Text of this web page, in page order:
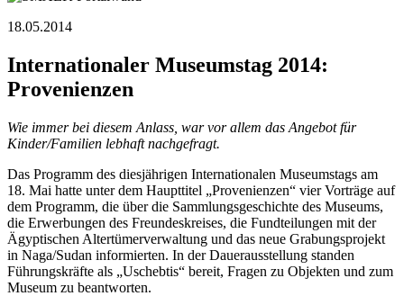
18.05.2014
Internationaler Museumstag 2014:
Provenienzen
Wie immer bei diesem Anlass, war vor allem das Angebot für
Kinder/Familien lebhaft nachgefragt.
Das Programm des diesjährigen Internationalen Museumstags am
18. Mai hatte unter dem Haupttitel „Provenienzen“ vier Vorträge auf
dem Programm, die über die Sammlungsgeschichte des Museums,
die Erwerbungen des Freundeskreises, die Fundteilungen mit der
Ägyptischen Altertümerverwaltung und das neue Grabungsprojekt
in Naga/Sudan informierten. In der Dauerausstellung standen
Führungskräfte als „Uschebtis“ bereit, Fragen zu Objekten und zum
Museum zu beantworten.